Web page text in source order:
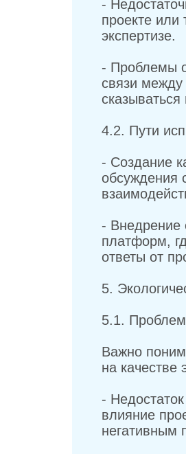
-
проекте или
экспертизе.
- Проблемы
связи между
сказываться
4.2. Пути
- Создание
обсуждения
- Внедрение
платформ,
ответы от
5.
5.1.
Важно
на качестве
-
влияние
негативным